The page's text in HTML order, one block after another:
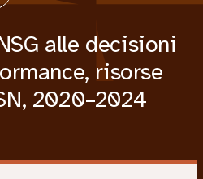
alle decisioni
risorse
2020–2024